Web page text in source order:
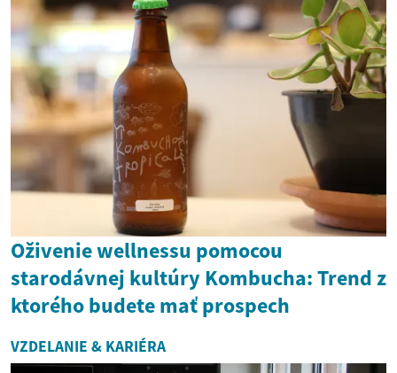
Oživenie wellnessu pomocou
starodávnej kultúry Kombucha: Trend z
ktorého budete mať prospech
VZDELANIE & KARIÉRA